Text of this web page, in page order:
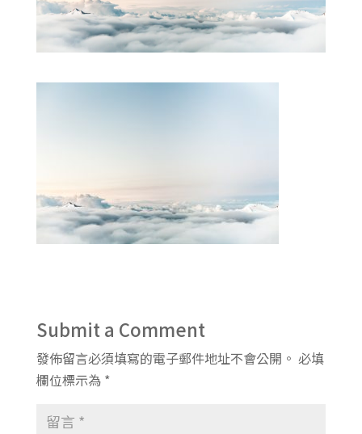
Submit a Comment
發佈留言必須填寫的電子郵件地址不會公開。 必填
欄位標示為 *